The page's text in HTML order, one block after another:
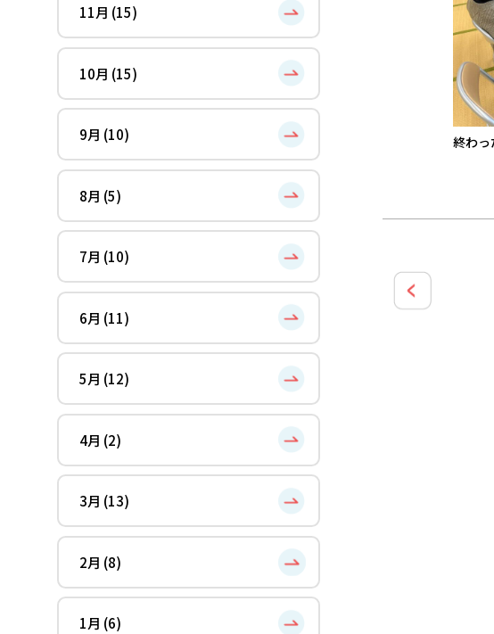
11月 (15)
10月 (15)
9月 (10)
8月 (5)
7月 (10)
6月 (11)
5月 (12)
4月 (2)
3月 (13)
2月 (8)
1月 (6)
終わ